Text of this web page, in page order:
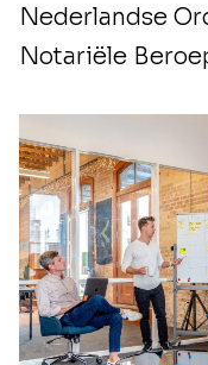
Nederlandse
Notariële